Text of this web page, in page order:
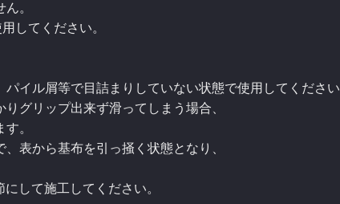
。
してください。
イル屑等で目詰まりしていない状態で使用してくださ
グリップ出来ず滑ってしまう場合、
。
表から基布を引っ掻く状態となり、
して施工してください。